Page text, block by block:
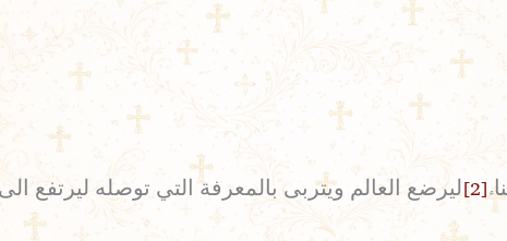
[2] ليرضع العالم ويتربى بالمعرفة التي توصله ليرتفع